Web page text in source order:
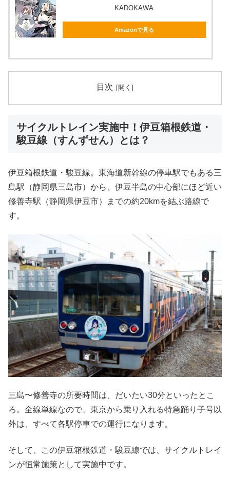
KADOKAWA
Amazonで見る
目次
サイクルトレイン実施中！伊豆箱根鉄道・
駿豆線（すんずせん）とは？
伊豆箱根鉄道・駿豆線。東海道新幹線の停車駅でもある三
島駅（静岡県三島市）から、伊豆半島の中心部にほど近い
修善寺駅（静岡県伊豆市）までの約20kmを結ぶ路線で
す。
三島〜修善寺の所要時間は、だいたい30分といったとこ
ろ。全線単線なので、東京から乗り入れる特急踊り子号以
外は、すべて各駅停車での運行になります。
そして、この伊豆箱根鉄道・駿豆線では、サイクルトレイ
ンが恒常施策として実施中です。